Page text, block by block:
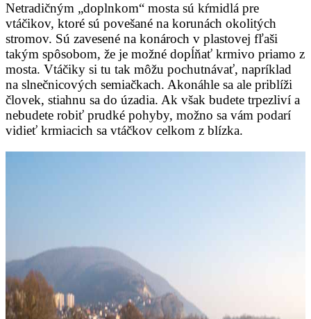
Netradičným „doplnkom“ mosta sú kŕmidlá pre
vtáčikov, ktoré sú povešané na korunách okolitých
stromov. Sú zavesené na konároch v plastovej fľaši
takým spôsobom, že je možné dopĺňať krmivo priamo z
mosta. Vtáčiky si tu tak môžu pochutnávať, napríklad
na slnečnicových semiačkach. Akonáhle sa ale priblíži
človek, stiahnu sa do úzadia. Ak však budete trpezliví a
nebudete robiť prudké pohyby, možno sa vám podarí
vidieť krmiacich sa vtáčkov celkom z blízka.